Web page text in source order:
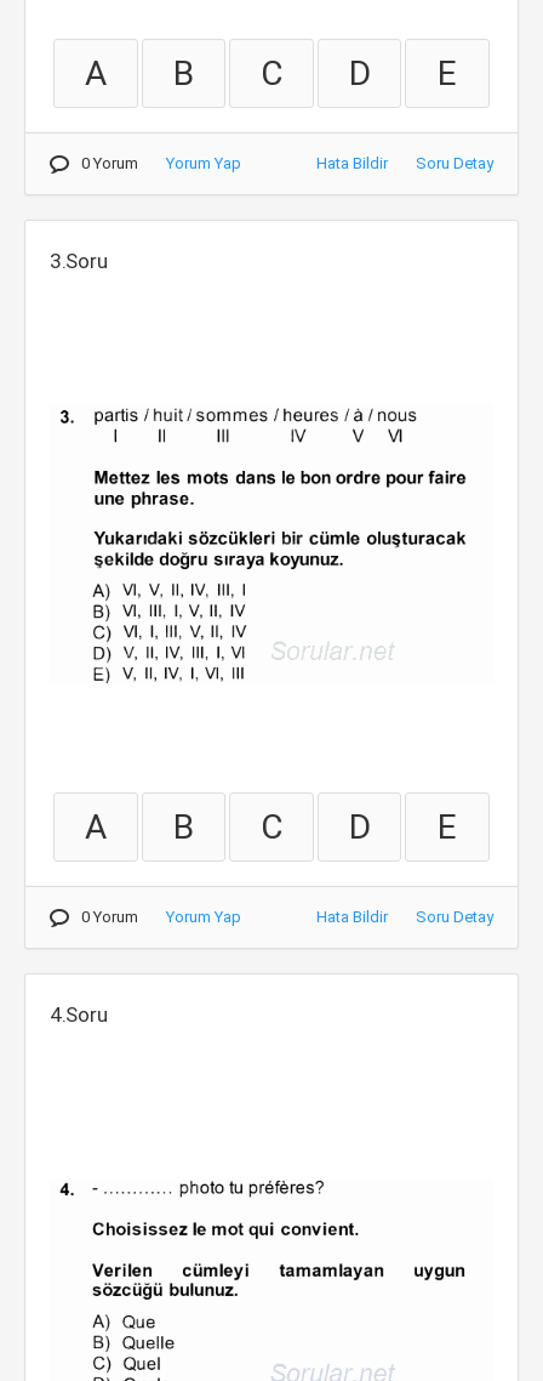
A B C D E
0 Yorum Yorum Yap Hata Bildir Soru Detay
3.Soru
A B C D E
0 Yorum Yorum Yap Hata Bildir Soru Detay
4.Soru